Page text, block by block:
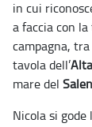
in cui
a faccia con
campagna,
tavola dell’
mare del
Nicola si